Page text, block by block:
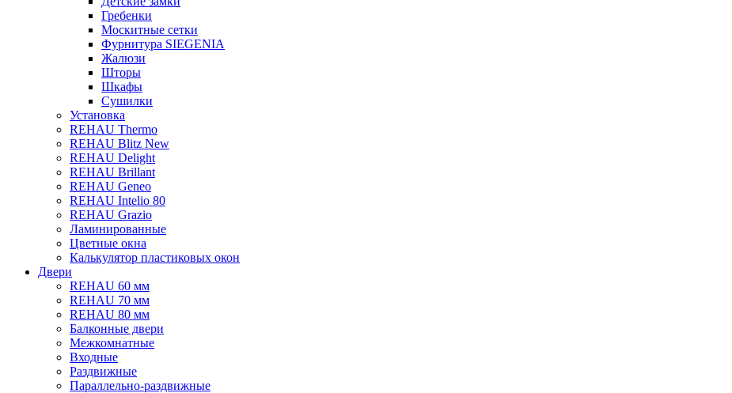
Гребенки
Москитные сетки
Фурнитура SIEGENIA
Жалюзи
Шторы
Шкафы
Сушилки
Установка
REHAU Thermo
REHAU Blitz New
REHAU Delight
REHAU Brillant
REHAU Geneo
REHAU Intelio 80
REHAU Grazio
Ламинированные
Цветные окна
Калькулятор пластиковых окон
Двери
REHAU 60 мм
REHAU 70 мм
REHAU 80 мм
Балконные двери
Межкомнатные
Входные
Раздвижные
Параллельно-раздвижные